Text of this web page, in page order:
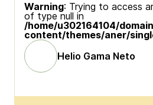
Warning: Trying to access
of type null in
/home/u302164104/
content/themes/aner/
Helio Gama Neto